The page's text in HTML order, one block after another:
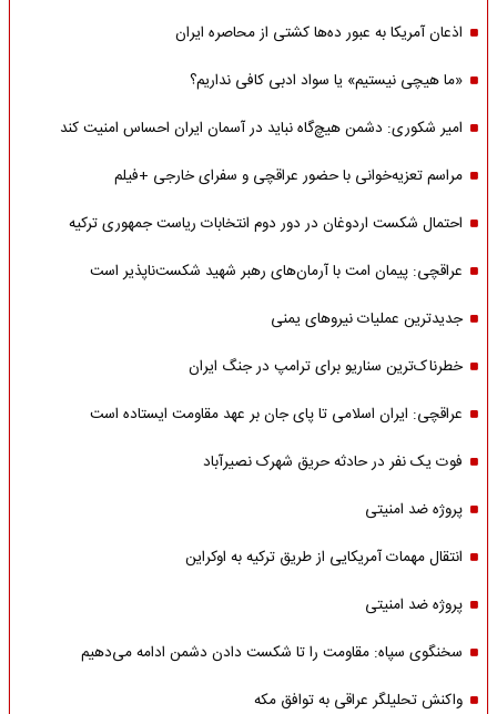
اذعان آمریکا به عبور ده‌ها کشتی از محاصره ایران
«ما هیچی نیستیم» یا سواد ادبی کافی نداریم؟
امیر شکوری: دشمن هیچ‌گاه نباید در آسمان ایران احساس امنیت کند
مراسم تعزیه‌خوانی با حضور عراقچی و سفرای خارجی +فیلم
احتمال شکست اردوغان در دور دوم انتخابات ریاست جمهوری ترکیه
عراقچی: پیمان امت با آرمان‌های رهبر شهید شکست‌ناپذیر است
جدیدترین عملیات نیروهای یمنی
خطرناک‌ترین سناریو برای ترامپ در جنگ ایران
عراقچی: ایران اسلامی تا پای جان بر عهد مقاومت ایستاده است
فوت یک نفر در حادثه حریق شهرک نصیرآباد
پروژه ضد امنیتی
انتقال مهمات آمریکایی از طریق ترکیه به اوکراین
پروژه ضد امنیتی
سخنگوی سپاه: مقاومت را تا شکست دادن دشمن ادامه می‌دهیم
واکنش تحلیلگر عراقی به توافق مکه